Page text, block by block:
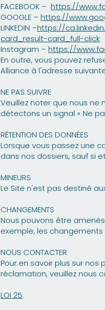
FACEBOOK – https://
GOOGLE – https://
LINKEDIN –https://
card_result-card_full-click
Instagram – https://
En outre, vous pouvez
Alliance à l'adresse
NE PAS SUIVRE
Veuillez noter que nous
détectons un signal « Ne
RÉTENTION DES DONNÉES
Lorsque vous passez une
dans nos dossiers, sauf si
MINEURS
Le Site n'est pas destiné
CHANGEMENTS
Nous pouvons être
exemple, les
NOUS CONTACTER
Pour en savoir plus sur
réclamation, veuillez nous
LOI 25